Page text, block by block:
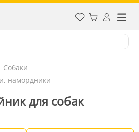
Собаки
намордники
для собак